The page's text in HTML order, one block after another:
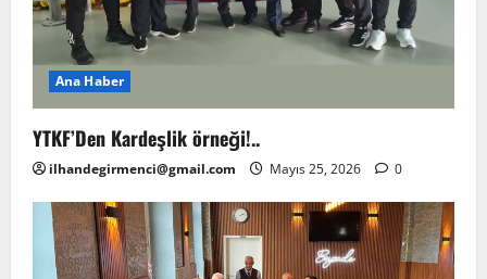
Ana Haber
YTKF’Den Kardeşlik örneği!..
ilhandegirmenci@gmail.com Mayıs 25, 2026 0